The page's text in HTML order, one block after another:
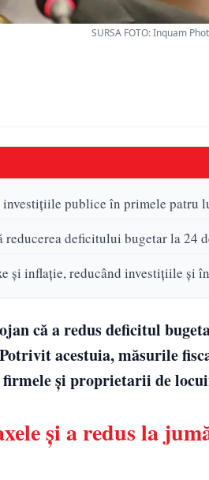
SURSA FOTO: Inquam
investițiile publice în primele patru
deficitului bugetar la 24
și inflație, reducând investițiile și
că a redus deficitul
acestuia, măsurile
și proprietarii de
și a redus la